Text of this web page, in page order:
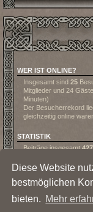
Diese Website
bestmöglichen
bieten. Mehr
WER IST ONLINE?
Insgesamt sind 25
Mitglieder und 24
Minuten)
Der Besucherrekord
gleichzeitig online
STATISTIK
Beiträge insgesamt427
Foren-Übersicht